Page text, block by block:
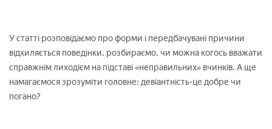
У статті розповідаємо про форми і передбачувані причини
відхиляється поведінки, розбираємо, чи можна когось вважати
справжнім лиходієм на підставі «неправильних» вчинків. А ще
намагаємося зрозуміти головне: девіантність-це добре чи
погано?